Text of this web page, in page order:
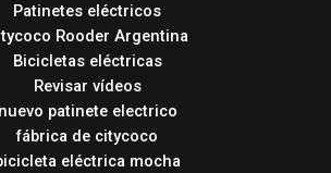
Patinetes eléctricos
Rooder Argentina
Bicicletas eléctricas
Revisar vídeos
nuevo patinete electrico
fábrica de citycoco
eléctrica mocha